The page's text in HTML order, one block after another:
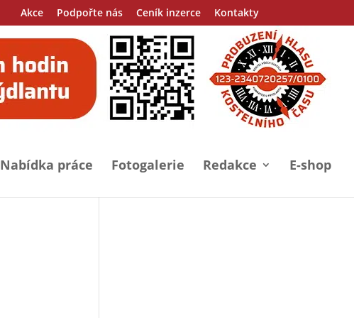
Akce Podpořte nás Ceník inzerce Kontakty
Nabídka práce Fotogalerie Redakce E-shop